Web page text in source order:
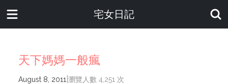
宅女日記
天下媽媽一般瘋
August 8, 2011 瀏覽人數 4,251 次